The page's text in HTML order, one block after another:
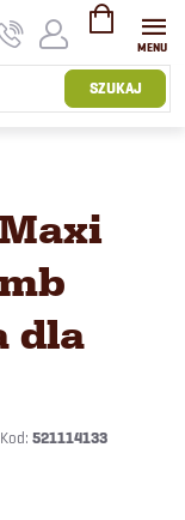
SZUKAJ
KOSZYK
dla
Kod: 521114133